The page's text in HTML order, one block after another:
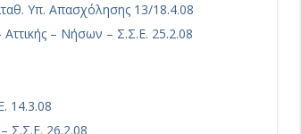
Υπ. Απασχόλησης 13/18.4.08
– Νήσων – Σ.Σ.Ε. 25.2.08
14.3.08
Σ.Σ.Ε. 26.2.08